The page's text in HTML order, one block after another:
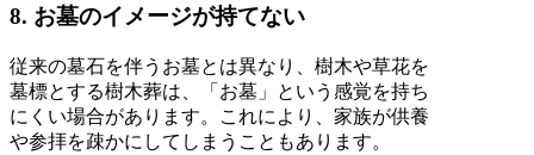
8. お墓のイメージが持てない
従来の墓石を伴うお墓とは異なり、樹木や草花を
墓標とする樹木葬は、「お墓」という感覚を持ち
にくい場合があります。これにより、家族が供養
や参拝を疎かにしてしまうこともあります。